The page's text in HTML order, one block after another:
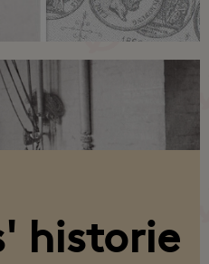
historie